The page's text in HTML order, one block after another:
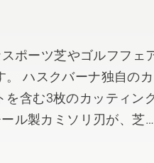
ポーツ芝やゴルフフェ
ハスクバーナ独自のカ
を含む3枚のカッティン
ル製カミソリ刃が、芝を